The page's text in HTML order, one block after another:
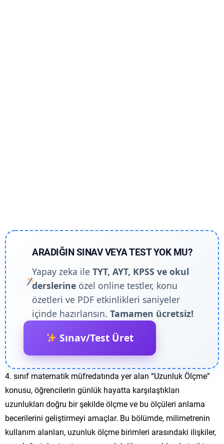
ARADIĞIN SINAV VEYA TEST YOK MU?
Yapay zeka ileTYT, AYT, KPSS ve okul
derslerine özel online testler, konu
özetleri ve PDF etkinlikleri saniyeler
içinde hazırlansın.Tamamen ücretsiz!
Sınav/Test Üret
4. sınıf matematik müfredatında yer alan “Uzunluk Ölçme”
konusu, öğrencilerin günlük hayatta karşılaştıkları
uzunlukları doğru bir şekilde ölçme ve bu ölçüleri anlama
becerilerini geliştirmeyi amaçlar. Bu bölümde, milimetrenin
kullanım alanları, uzunluk ölçme birimleri arasındaki ilişkiler,